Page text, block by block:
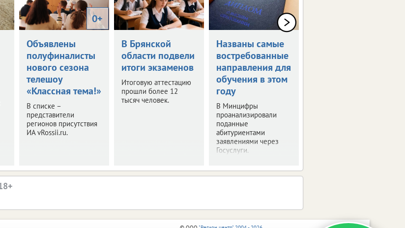
0+
Объявлены
полуфиналисты
нового сезона
телешоу
«Классная тема!»
В списке –
представители
регионов присутствия
ИА vRossii.ru.
В Брянской
области подвели
итоги экзаменов
Итоговую аттестацию
прошли более 12
тысяч человек.
Названы самые
востребованные
направления для
обучения в этом
году
В Минцифры
проанализировали
поданные
абитуриентами
заявлениями через
Госуслуги.